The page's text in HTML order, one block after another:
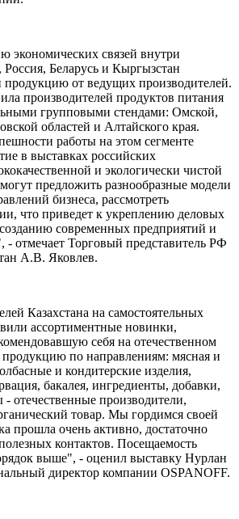
экономических связей внутри
Беларусь и Кыргызстан
продукцию от ведущих производителей.
производителей продуктов питания
групповыми стендами: Омской,
областей и Алтайского края.
работы на этом сегменте
в выставках российских
и экологически чистой
предложить разнообразные модели
бизнеса, рассмотреть
что приведет к укреплению деловых
современных предприятий и
- отмечает Торговый представитель РФ
А.В. Яковлев.
Казахстана на самостоятельных
ассортиментные новинки,
себя на отечественном
по направлениям: мясная и
и кондитерские изделия,
бакалея, ингредиенты, добавки,
отечественные производители,
товар. Мы гордимся своей
прошла очень активно, достаточно
контактов. Посещаемость
выше", - оценил выставку Нурлан
директор компании OSPANOFF.